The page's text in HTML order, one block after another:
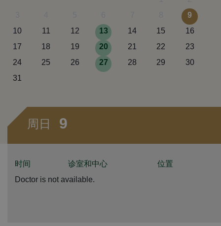
9
10
11 12 13 14 15
16
17
18 19 20 21 22
23
24
25 26 27 28 29
30
31
周日 9
时间 诊室和中心
位置
Doctor is not available.